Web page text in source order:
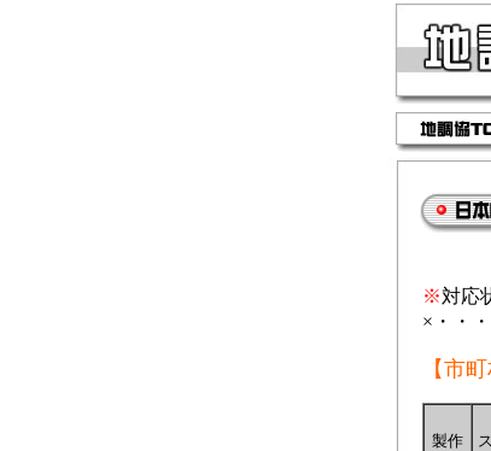
※対応
×・・
【市
製作